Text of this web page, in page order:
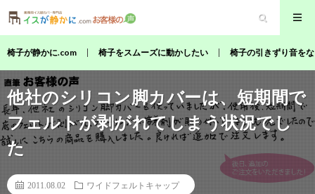
椅子が静かに.com 椅子をスムーズに動かしたい 椅子の引きずり音を
他社のシリコン脚カバーは、短期間で
フェルトが剥がれてしまう状況でし
た
2011.08.02 ワイドフェルトキャップ